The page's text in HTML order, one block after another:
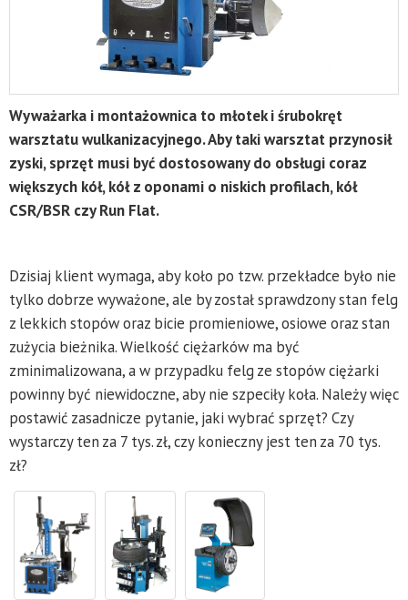
Wyważarka i montażownica to młotek i śrubokręt
warsztatu wulkanizacyjnego. Aby taki warsztat przynosił
zyski, sprzęt musi być dostosowany do obsługi coraz
większych kół, kół z oponami o niskich profilach, kół
CSR/BSR czy Run Flat.
Dzisiaj klient wymaga, aby koło po tzw. przekładce było nie
tylko dobrze wyważone, ale by został sprawdzony stan felg
z lekkich stopów oraz bicie promieniowe, osiowe oraz stan
zużycia bieżnika. Wielkość ciężarków ma być
zminimalizowana, a w przypadku felg ze stopów ciężarki
powinny być niewidoczne, aby nie szpeciły koła. Należy więc
postawić zasadnicze pytanie, jaki wybrać sprzęt? Czy
wystarczy ten za 7 tys. zł, czy konieczny jest ten za 70 tys.
zł?